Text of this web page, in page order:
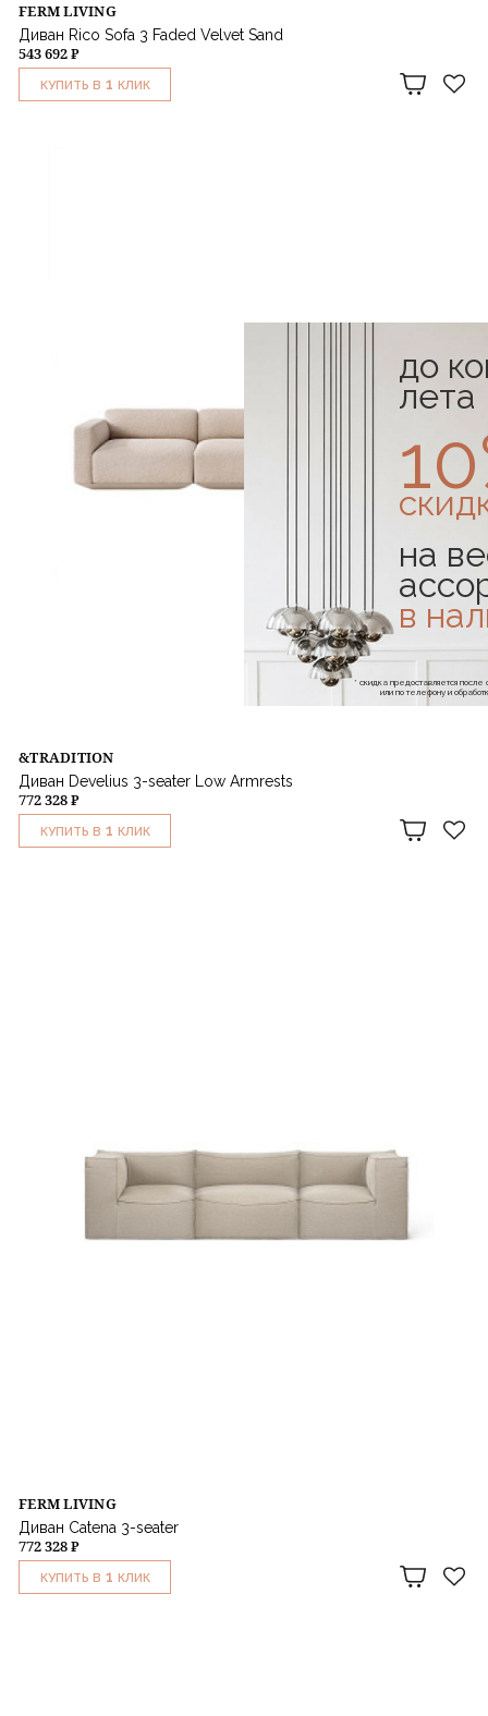
FERM LIVING
Диван Rico Sofa 3 Faded Velvet Sand
543 692 ₽
КУПИТЬ В 1 КЛИК
&TRADITION
Диван Develius 3-seater Low Armrests
772 328 ₽
КУПИТЬ В 1 КЛИК
FERM LIVING
Диван Catena 3-seater
772 328 ₽
КУПИТЬ В 1 КЛИК
до
лета
на
в
* скидка предоставляется
или по телефону и